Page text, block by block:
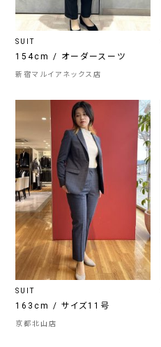
SUIT
154cm / オーダースーツ
新宿マルイアネックス店
SUIT
163cm / サイズ11号
京都北山店